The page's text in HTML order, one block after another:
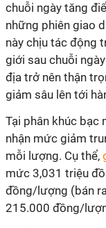
chuỗi ngày tăng
những phiên giao
này chịu tác động
giới sau chuỗi
địa trở nên thận
giảm sâu lên tới
Tại phân khúc bạc
nhận mức giảm
mỗi lượng. Cụ thể,
mức 3,031 triệu
đồng/lượng (bán
215.000 đồng/